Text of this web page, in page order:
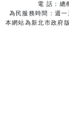
電 話：總
為民服務時間：週
本網站為新北市政府